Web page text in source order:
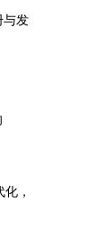
与发
，